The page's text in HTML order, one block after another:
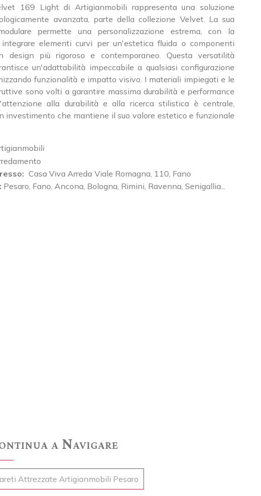
169 Light di Artigianmobili rappresenta una soluzione
avanzata, parte della collezione Velvet. La sua
permette una personalizzazione estrema, con la
elementi curvi per un'estetica fluida o componenti
design più rigoroso e contemporaneo. Questa versatilità
un'adattabilità impeccabile a qualsiasi configurazione
funzionalità e impatto visivo. I materiali impiegati e le
sono volti a garantire massima durabilità e performance
alla durabilità e alla ricerca stilistica è centrale,
investimento che mantiene il suo valore estetico e funzionale
Casa Viva Arreda Viale Romagna, 110, Fano
Pesaro, Fano, Ancona, Bologna, Rimini, Ravenna, Senigallia...
a Navigare
Attrezzate Artigianmobili Pesaro